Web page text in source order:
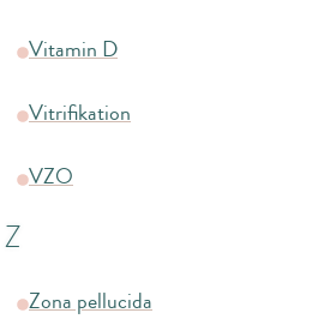
Vitamin D
Vitrifikation
VZO
Z
Zona pellucida